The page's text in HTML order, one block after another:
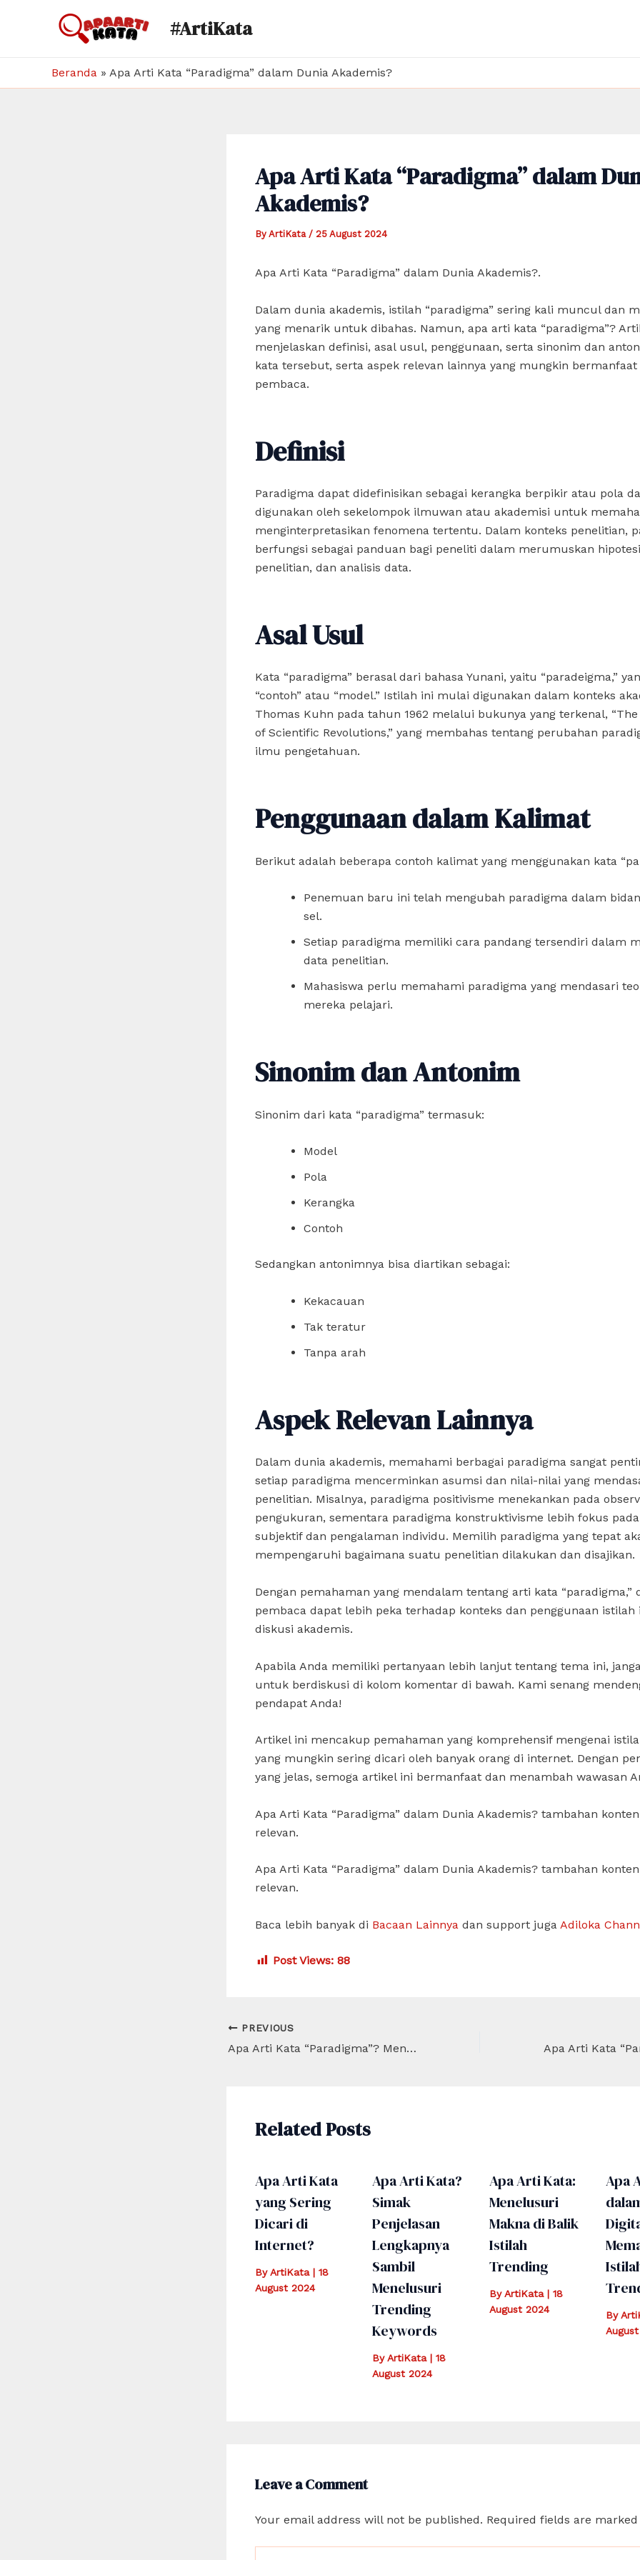
#ArtiKata
Beranda » Apa Arti Kata “Paradigma” dalam Dunia Akademis?
Apa Arti Kata “Paradigma” dalam
Akademis?
By ArtiKata / 25 August 2024
Apa Arti Kata “Paradigma” dalam Dunia Akademis?.
Dalam dunia akademis, istilah “paradigma” sering kali muncul dan
yang menarik untuk dibahas. Namun, apa arti kata “paradigma”?
menjelaskan definisi, asal usul, penggunaan, serta sinonim dan
kata tersebut, serta aspek relevan lainnya yang mungkin bermanfaat
pembaca.
Definisi
Paradigma dapat didefinisikan sebagai kerangka berpikir atau pola
digunakan oleh sekelompok ilmuwan atau akademisi untuk
menginterpretasikan fenomena tertentu. Dalam konteks penelitian,
berfungsi sebagai panduan bagi peneliti dalam merumuskan
penelitian, dan analisis data.
Asal Usul
Kata “paradigma” berasal dari bahasa Yunani, yaitu “paradeigma,”
“contoh” atau “model.” Istilah ini mulai digunakan dalam konteks
Thomas Kuhn pada tahun 1962 melalui bukunya yang terkenal,
of Scientific Revolutions,” yang membahas tentang perubahan
ilmu pengetahuan.
Penggunaan dalam Kalimat
Berikut adalah beberapa contoh kalimat yang menggunakan kata
Penemuan baru ini telah mengubah paradigma dalam
sel.
Setiap paradigma memiliki cara pandang tersendiri dalam
data penelitian.
Mahasiswa perlu memahami paradigma yang mendasari
mereka pelajari.
Sinonim dan Antonim
Sinonim dari kata “paradigma” termasuk:
Model
Pola
Kerangka
Contoh
Sedangkan antonimnya bisa diartikan sebagai:
Kekacauan
Tak teratur
Tanpa arah
Aspek Relevan Lainnya
Dalam dunia akademis, memahami berbagai paradigma sangat
setiap paradigma mencerminkan asumsi dan nilai-nilai yang
penelitian. Misalnya, paradigma positivisme menekankan pada
pengukuran, sementara paradigma konstruktivisme lebih fokus
subjektif dan pengalaman individu. Memilih paradigma yang tepat
mempengaruhi bagaimana suatu penelitian dilakukan dan disajikan.
Dengan pemahaman yang mendalam tentang arti kata “paradigma,”
pembaca dapat lebih peka terhadap konteks dan penggunaan istilah
diskusi akademis.
Apabila Anda memiliki pertanyaan lebih lanjut tentang tema ini,
untuk berdiskusi di kolom komentar di bawah. Kami senang
pendapat Anda!
Artikel ini mencakup pemahaman yang komprehensif mengenai
yang mungkin sering dicari oleh banyak orang di internet. Dengan
yang jelas, semoga artikel ini bermanfaat dan menambah wawasan
Apa Arti Kata “Paradigma” dalam Dunia Akademis? tambahan
relevan.
Apa Arti Kata “Paradigma” dalam Dunia Akademis? tambahan
relevan.
Baca lebih banyak di Bacaan Lainnya dan support juga Adiloka
Post Views: 88
Post
navigation
PREVIOUS
Apa Arti Kata “Paradigma”? Menyelami Definisi dan Maknanya
Related Posts
Apa Arti Kata
yang Sering
Dicari di
Internet?
ByArtiKata | 18
August 2024
Apa Arti Kata?
Simak
Penjelasan
Lengkapnya
Sambil
Menelusuri
Trending
Keywords
ByArtiKata | 18
August 2024
Apa Arti Kata:
Menelusuri
Makna di Balik
Istilah
Trending
ByArtiKata | 18
August 2024
Apa
By
Leave a Comment
Your email address will not be published. Required fields are marked